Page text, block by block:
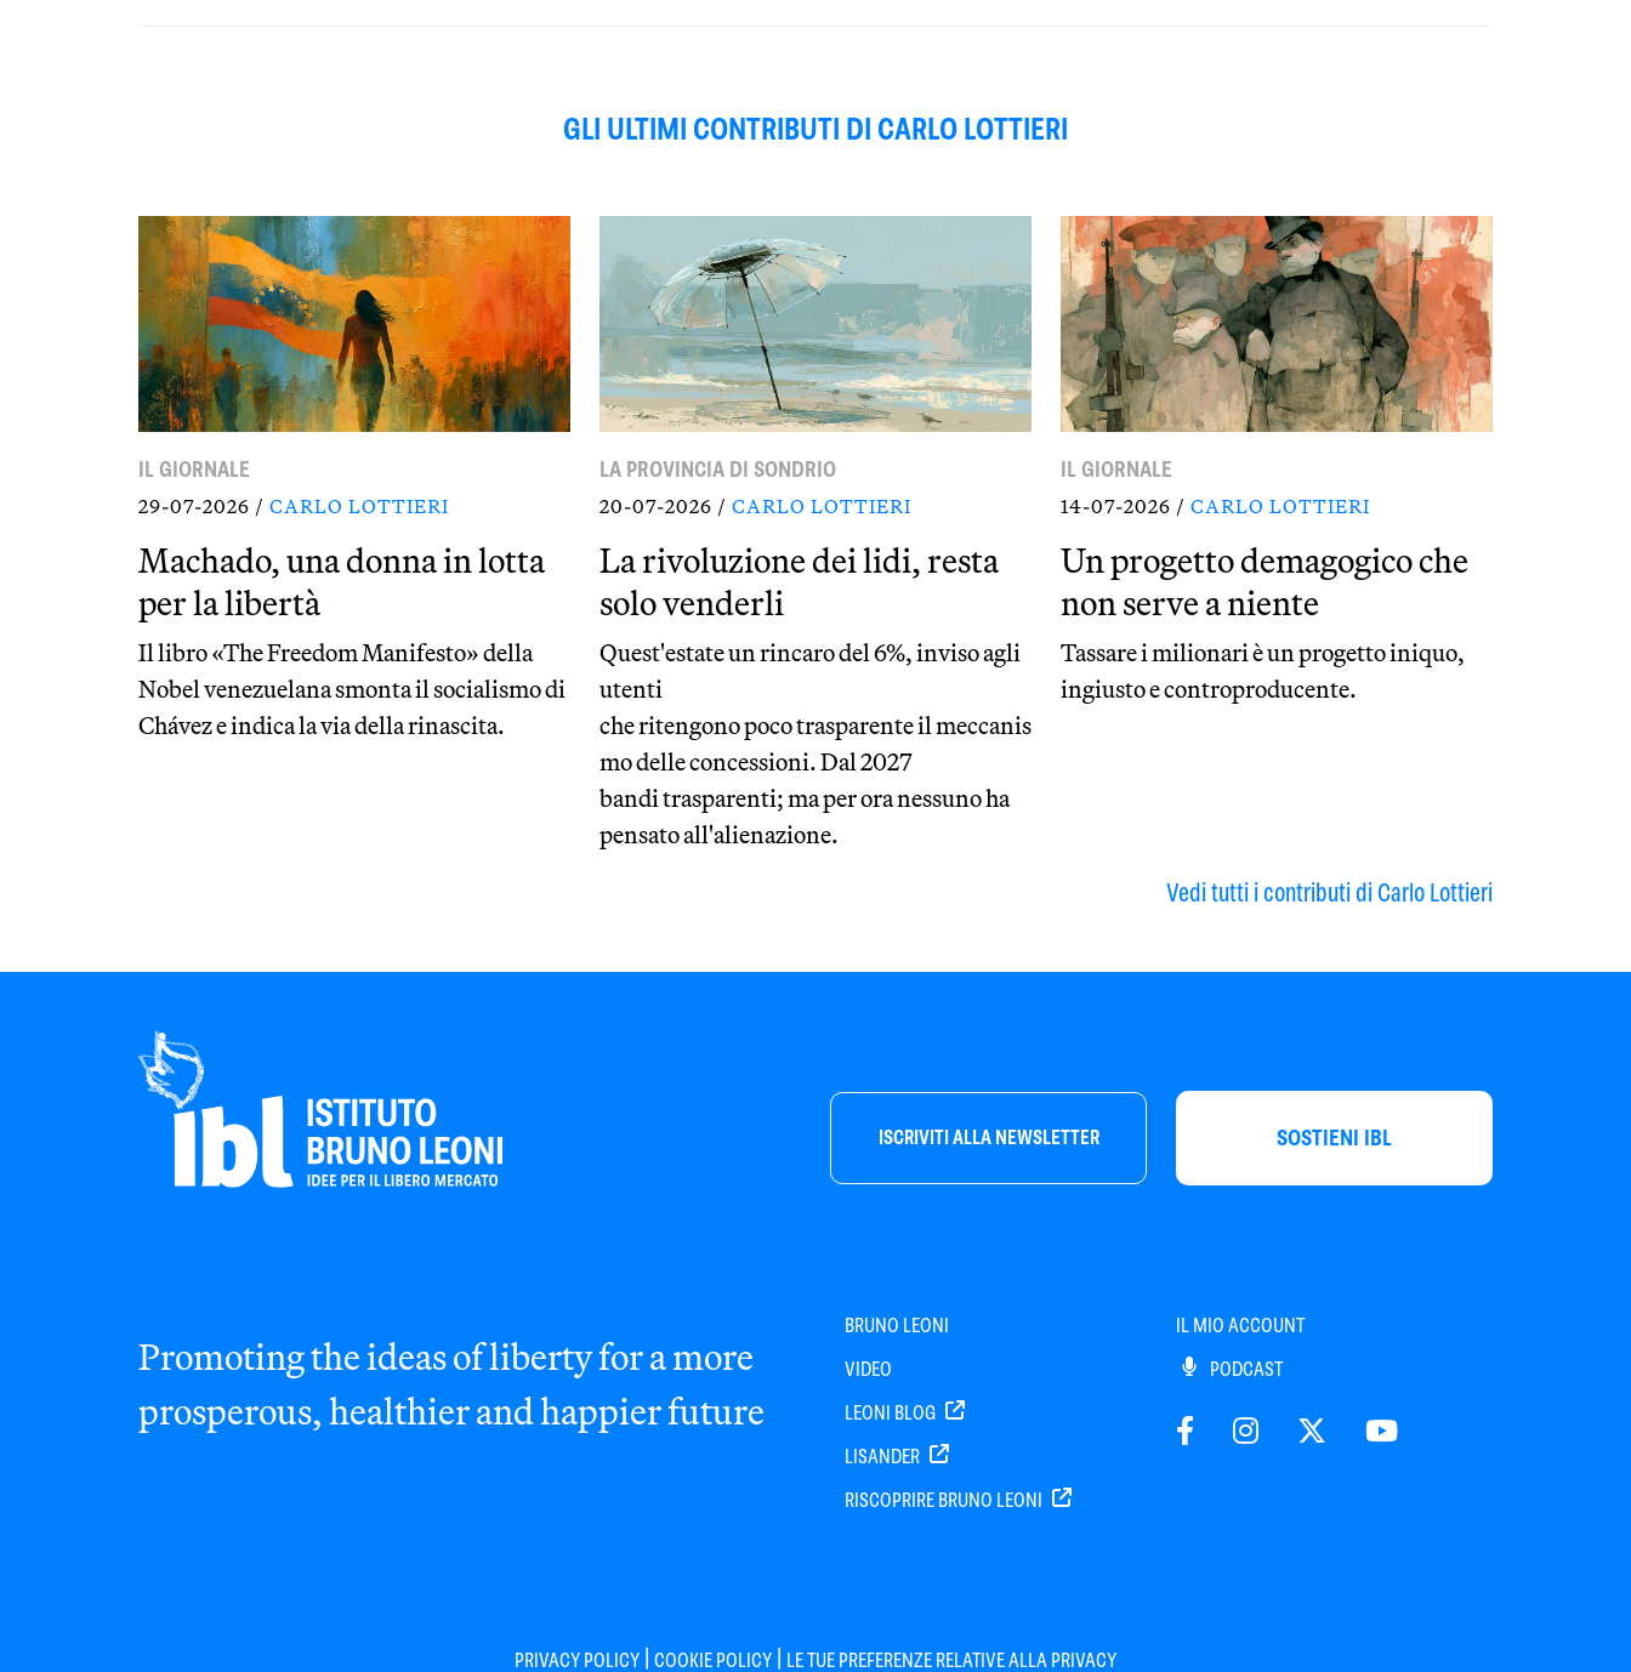
GLI ULTIMI CONTRIBUTI DI CARLO LOTTIERI
IL GIORNALE
29-07-2026 / CARLO LOTTIERI
Machado, una donna in lotta
per la libertà
Il libro «The Freedom Manifesto» della
Nobel venezuelana smonta il socialismo di
Chávez e indica la via della rinascita.
LA PROVINCIA DI SONDRIO
20-07-2026 / CARLO LOTTIERI
La rivoluzione dei lidi, resta
solo venderli
Quest'estate un rincaro del 6%, inviso agli
utenti
che ritengono poco trasparente il meccanis
mo delle concessioni. Dal 2027
bandi trasparenti; ma per ora nessuno ha
pensato all'alienazione.
IL GIORNALE
14-07-2026 / CARLO LOTTIERI
Un progetto demagogico che
non serve a niente
Tassare i milionari è un progetto iniquo,
ingiusto e controproducente.
Vedi tutti i contributi di Carlo Lottieri
ISCRIVITI ALLA NEWSLETTER SOSTIENI IBL
Promoting the ideas of liberty for a more
prosperous, healthier and happier future
BRUNO LEONI
VIDEO
LEONI BLOG
LISANDER
RISCOPRIRE BRUNO LEONI
IL MIO ACCOUNT
PODCAST
PRIVACY POLICY | COOKIE POLICY | LE TUE PREFERENZE RELATIVE ALLA PRIVACY